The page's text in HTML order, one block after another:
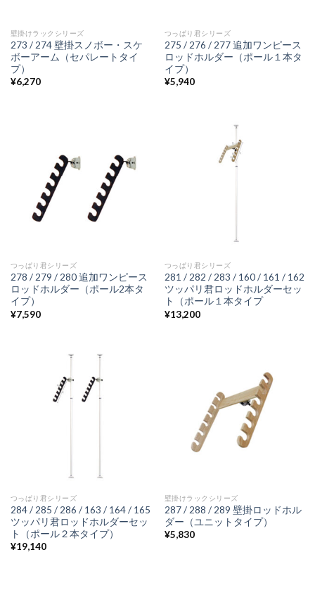
壁掛けラックシリーズ
273 / 274 壁掛スノボー・スケ
ボーアーム（セパレートタイ
プ）
¥6,270
つっぱり君シリーズ
275 / 276 / 277 追加ワンピース
ロッドホルダー（ポール１本タ
イプ）
¥5,940
つっぱり君シリーズ
278 / 279 / 280 追加ワンピース
ロッドホルダー（ポール2本タ
イプ）
¥7,590
つっぱり君シリーズ
281 / 282 / 283 / 160 / 161 / 162
ツッパリ君ロッドホルダーセッ
ト（ポール１本タイプ
¥13,200
つっぱり君シリーズ
284 / 285 / 286 / 163 / 164 / 165
ツッパリ君ロッドホルダーセッ
ト（ポール２本タイプ）
¥19,140
壁掛けラックシリーズ
287 / 288 / 289 壁掛ロッドホル
ダー（ユニットタイプ）
¥5,830